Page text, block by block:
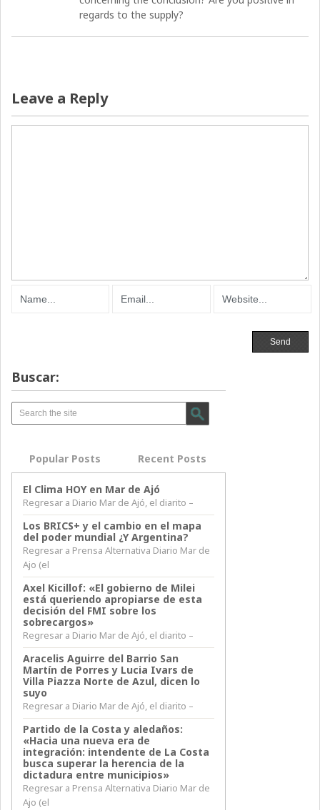
regards to the supply?
Leave a Reply
Buscar:
Popular Posts Recent Posts
El Clima HOY en Mar de Ajó
Regresar a Diario Mar de Ajó, el diarito –
Los BRICS+ y el cambio en el mapa
del poder mundial ¿Y Argentina?
Regresar a Prensa Alternativa Diario Mar de
Ajo (el
Axel Kicillof: «El gobierno de Milei
está queriendo apropiarse de esta
decisión del FMI sobre los
sobrecargos»
Regresar a Diario Mar de Ajó, el diarito –
Aracelis Aguirre del Barrio San
Martín de Porres y Lucia Ivars de
Villa Piazza Norte de Azul, dicen lo
suyo
Regresar a Diario Mar de Ajó, el diarito –
Partido de la Costa y aledaños:
«Hacia una nueva era de
integración: intendente de La Costa
busca superar la herencia de la
dictadura entre municipios»
Regresar a Prensa Alternativa Diario Mar de
Ajo (el